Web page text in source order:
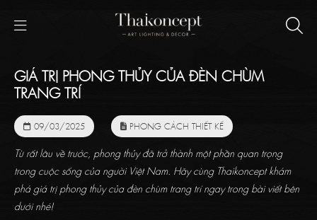
GIÁ TRỊ PHONG THỦY CỦA ĐÈN CHÙM
TRANG TRÍ
09/03/2025 PHONG CÁCH THIẾT KẾ
Từ rất lâu về trước, phong thủy đã trở thành một phần quan trọng
trong cuộc sống của người Việt Nam. Hãy cùng Thaikoncept khám
phá giá trị phong thủy của đèn chùm trang trí ngay trong bài viết bên
dưới nhé!